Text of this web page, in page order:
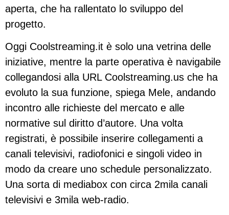
aperta, che ha rallentato lo sviluppo del
progetto.
Oggi Coolstreaming.it è solo una vetrina delle
iniziative, mentre la parte operativa è navigabile
collegandosi alla URL Coolstreaming.us che ha
evoluto la sua funzione, spiega Mele, andando
incontro alle richieste del mercato e alle
normative sul diritto d’autore. Una volta
registrati, è possibile inserire collegamenti a
canali televisivi, radiofonici e singoli video in
modo da creare uno schedule personalizzato.
Una sorta di mediabox con circa 2mila canali
televisivi e 3mila web-radio.